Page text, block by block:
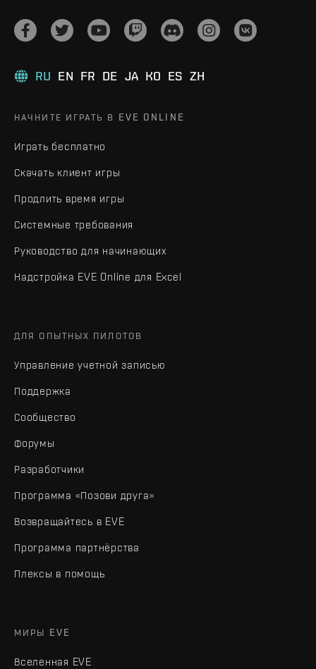
RU EN FR DE JA KO ES ZH
НАЧНИТЕ ИГРАТЬ В EVE ONLINE
Играть бесплатно
Скачать клиент игры
Продлить время игры
Системные требования
Руководство для начинающих
Надстройка EVE Online для Excel
ДЛЯ ОПЫТНЫХ ПИЛОТОВ
Управление учетной записью
Поддержка
Сообщество
Форумы
Разработчики
Программа «Позови друга»
Возвращайтесь в EVE
Программа партнёрства
Плексы в помощь
МИРЫ EVE
Вселенная EVE